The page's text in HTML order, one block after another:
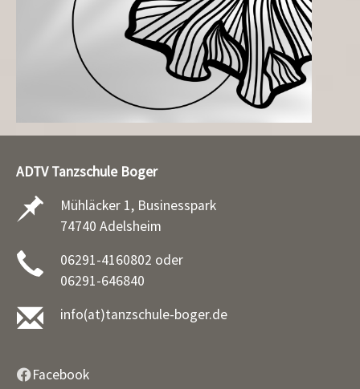
ADTV Tanzschule Boger
Mühläcker 1, Businesspark
74740 Adelsheim
06291-4160802 oder
06291-646840
info(at)tanzschule-boger.de
Facebook